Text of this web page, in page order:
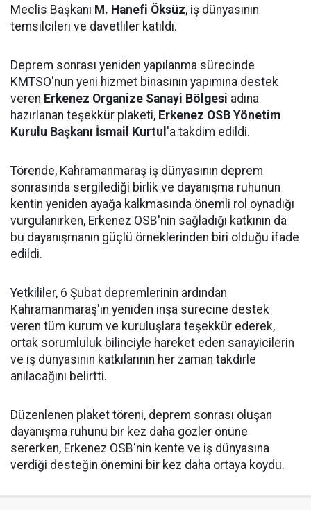
Meclis Başkanı M. Hanefi Öksüz, iş dünyasının
temsilcileri ve davetliler katıldı.
Deprem sonrası yeniden yapılanma sürecinde
KMTSO'nun yeni hizmet binasının yapımına destek
veren Erkenez Organize Sanayi Bölgesi adına
hazırlanan teşekkür plaketi, Erkenez OSB Yönetim
Kurulu Başkanı İsmail Kurtul 'a takdim edildi.
Törende, Kahramanmaraş iş dünyasının deprem
sonrasında sergilediği birlik ve dayanışma ruhunun
kentin yeniden ayağa kalkmasında önemli rol oynadığı
vurgulanırken, Erkenez OSB'nin sağladığı katkının da
bu dayanışmanın güçlü örneklerinden biri olduğu ifade
edildi.
Yetkililer, 6 Şubat depremlerinin ardından
Kahramanmaraş'ın yeniden inşa sürecine destek
veren tüm kurum ve kuruluşlara teşekkür ederek,
ortak sorumluluk bilinciyle hareket eden sanayicilerin
ve iş dünyasının katkılarının her zaman takdirle
anılacağını belirtti.
Düzenlenen plaket töreni, deprem sonrası oluşan
dayanışma ruhunu bir kez daha gözler önüne
sererken, Erkenez OSB'nin kente ve iş dünyasına
verdiği desteğin önemini bir kez daha ortaya koydu.